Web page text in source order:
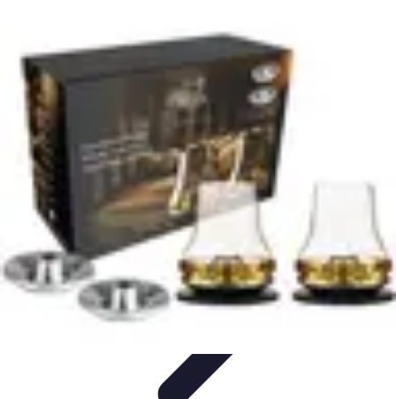
Accords
GastronomiquesTechniques de DégustationAccords Mets et
Liqueurs
Dégustation Liqueurs